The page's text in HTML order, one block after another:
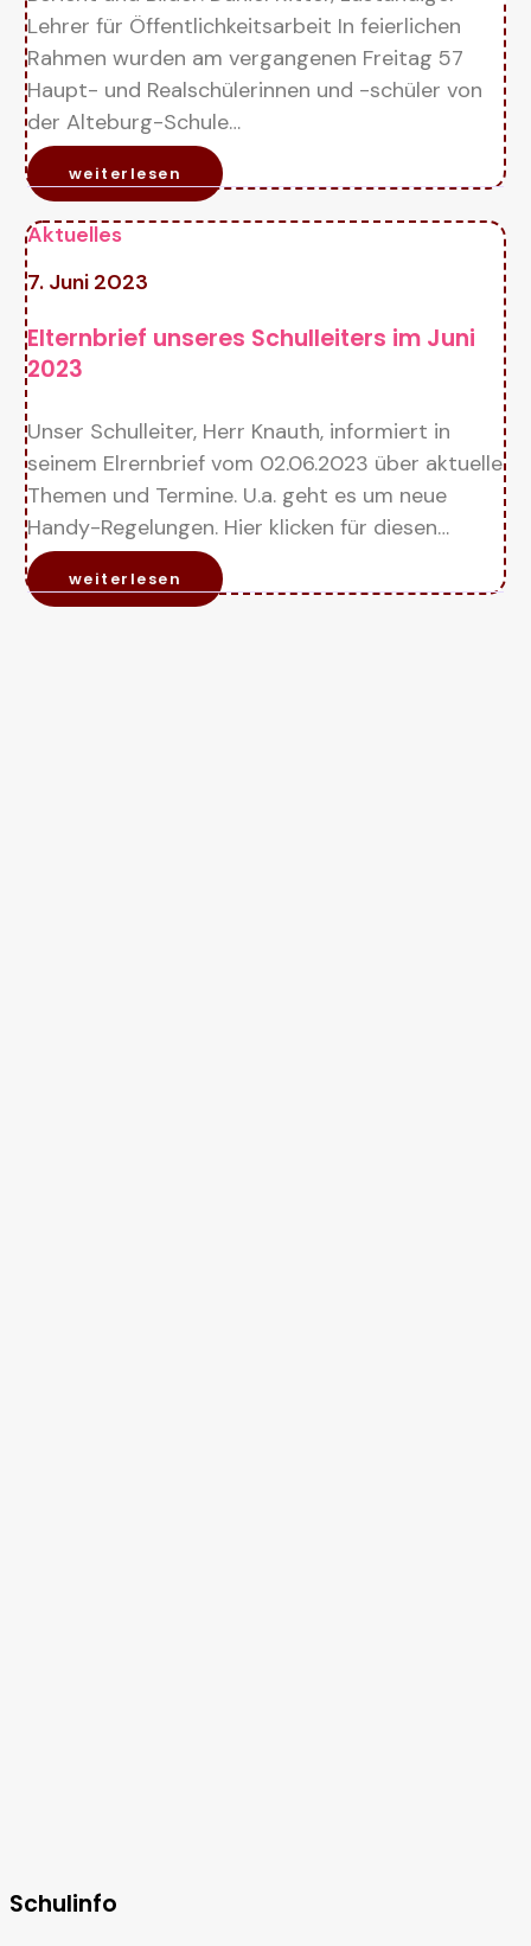
Lehrer für Öffentlichkeitsarbeit In feierlichen
Rahmen wurden am vergangenen Freitag 57
Haupt- und Realschülerinnen und -schüler von
der Alteburg-Schule…
weiterlesen
Aktuelles
7. Juni 2023
Elternbrief unseres Schulleiters im Juni
2023
Unser Schulleiter, Herr Knauth, informiert in
seinem Elrernbrief vom 02.06.2023 über aktuelle
Themen und Termine. U.a. geht es um neue
Handy-Regelungen. Hier klicken für diesen…
weiterlesen
Schulinfo